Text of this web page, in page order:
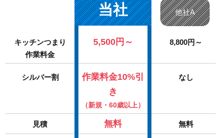
当社 他社A
キッチンつまり
作業料金
5,500円～ 8,800円～
シルバー割
作業料金10%引
き
（新規・60歳以上）
なし
見積 無料 無料